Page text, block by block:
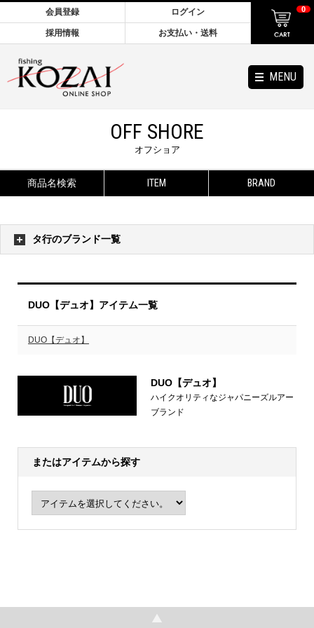
MENU
会員登録 ログイン
採用情報 お支払い・送料
0
OFF SHORE
オフショア
商品名検索 ITEM BRAND
タ行のブランド一覧
DUO【デュオ】アイテム一覧
DUO【デュオ】
DUO【デュオ】
ハイクオリティなジャパニーズルアー
ブランド
またはアイテムから探す